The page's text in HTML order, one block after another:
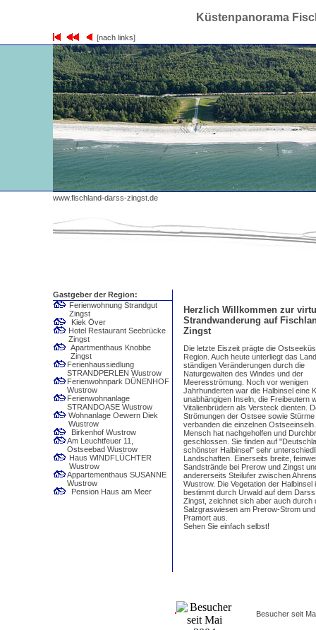
Küstenpanorama
[nach links]
www.fischland-darss-zingst.de
Gastgeber der Region:
Ferienwohnung Strandgut
Zingst
Kiek Över
Hotel Restaurant Seebrücke
Zingst
Apartmenthaus Knobbe
Zingst
Ferienhaussiedlung
STRANDPERLEN Wustrow
Ferienwohnpark DÜNENHOF
Wustrow
Ferienwohnanlage
STRANDOASE Wustrow
Wohnanlage Oewern Diek
Wustrow
Birkenhof Wustrow
Am Leuchtfeuer 11,
Ostseebad Wustrow
Haus WINDFLÜCHTER
Wustrow
Appartementhaus SUSANNE
Wustrow
Pension Haus am Meer
Herzlich Willkommen zur
Strandwanderung auf
Zingst
Die letzte Eiszeit prägte die
Region. Auch heute unterliegt das Land
ständigen Veränderungen durch die
Naturgewalten des Windes und der
Meeresströmung. Noch vor wenigen
Jahrhunderten war die Halbinsel eine
unabhängigen Inseln, die Freibeutern
Vitalienbrüdern als Versteck dienten.
Strömungen der Ostsee sowie Stürme
verbanden die einzelnen
Mensch hat nachgeholfen und
geschlossen. Sie finden auf
schönster Halbinsel" sehr
Landschaften. Einerseits breite,
Sandstrände bei Prerow und Zingst
andererseits Steilufer zwischen
Wustrow. Die Vegetation der Halbinsel
bestimmt durch Urwald auf dem
Zingst, zeichnet sich aber auch durch
Salzgraswiesen am Prerow-Strom
Pramort aus.
Sehen Sie einfach selbst!
Besucher seit